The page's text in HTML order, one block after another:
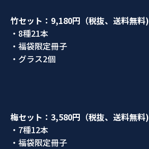
竹セット：9,180円（税抜、送料無料)
・8種21本
・福袋限定冊子
・グラス2個
梅セット：3,580円（税抜、送料無料)
・7種12本
・福袋限定冊子